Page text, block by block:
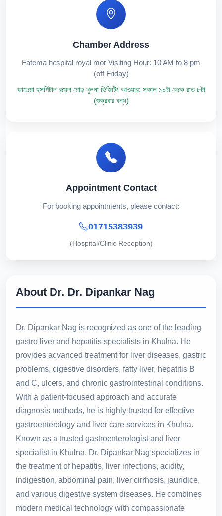
Chamber Address
Fatema hospital royal mor Visiting Hour: 10 AM to 8 pm
(off Friday)
ফাতেমা হসপিটাল রয়েল মোড় খুলনা ভিজিটিং আওয়ার: সকাল ১০টা থেকে রাত ৮টা
(শুক্রবার বন্ধ)
Appointment Contact
For booking appointments, please contact:
01715383939
(Hospital/Clinic Reception)
About Dr. Dr. Dipankar Nag
Dr. Dipankar Nag is recognized as one of the leading
gastro liver and hepatitis specialists in Khulna. He
provides advanced treatment for liver diseases, gastric
problems, digestive disorders, fatty liver, hepatitis B
and C, ulcers, and chronic gastrointestinal conditions.
With a patient-focused approach and accurate
diagnosis methods, he is highly trusted for effective
gastroenterology and liver care services in Khulna.
Known as a trusted gastroenterologist and liver
specialist in Khulna, Dr. Dipankar Nag specializes in
the treatment of hepatitis, liver infections, acidity,
indigestion, abdominal pain, liver cirrhosis, jaundice,
and various digestive system diseases. He combines
modern medical technology with compassionate